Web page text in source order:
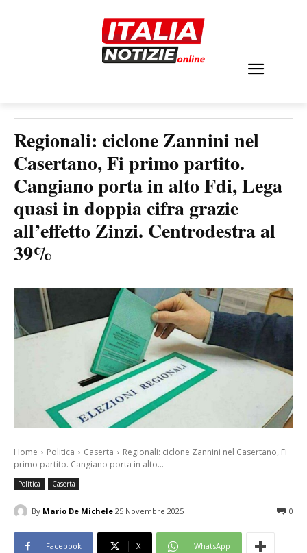
Regionali: ciclone Zannini nel
Casertano, Fi primo partito.
Cangiano porta in alto Fdi, Lega
quasi in doppia cifra grazie
all’effetto Zinzi. Centrodestra al
39%
Home Politica Caserta
Regionali: ciclone Zannini nel Casertano, Fi
primo partito. Cangiano porta in alto...
Politica Caserta
By Mario De Michele 25 Novembre 2025 0
Facebook X WhatsApp